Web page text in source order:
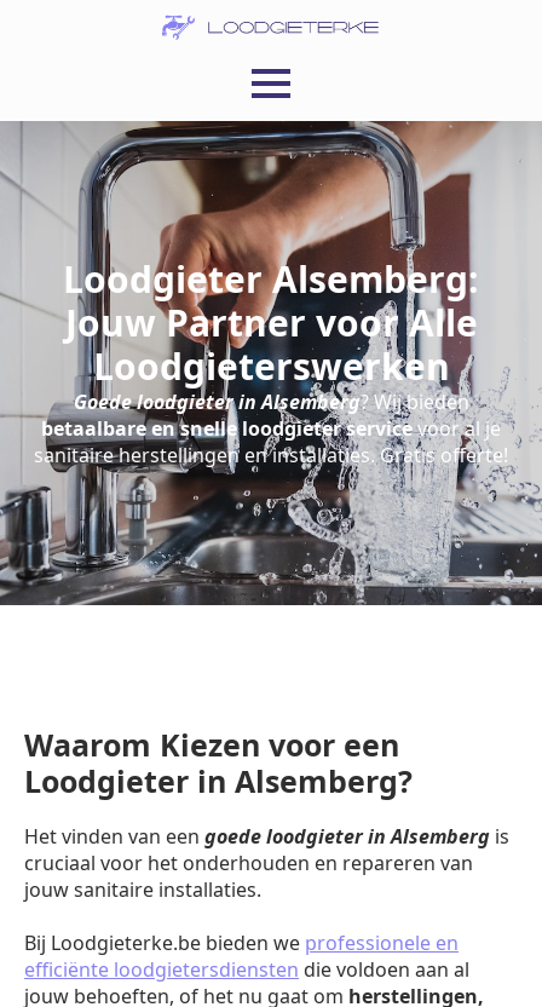
Loodgieter Alsemberg:
Jouw Partner voor Alle
Loodgieterswerken
Goede loodgieter in Alsemberg? Wij bieden
betaalbare en snelle loodgieter servicevoor al je
sanitaire herstellingen en installaties. Gratis offerte!
Waarom Kiezen voor een
Loodgieter in Alsemberg?
Het vinden van een goede loodgieter in Alsemberg is
cruciaal voor het onderhouden en repareren van
jouw sanitaire installaties.
Bij Loodgieterke.be bieden we professionele en
efficiënte loodgietersdiensten die voldoen aan al
jouw behoeften, of het nu gaat om herstellingen,